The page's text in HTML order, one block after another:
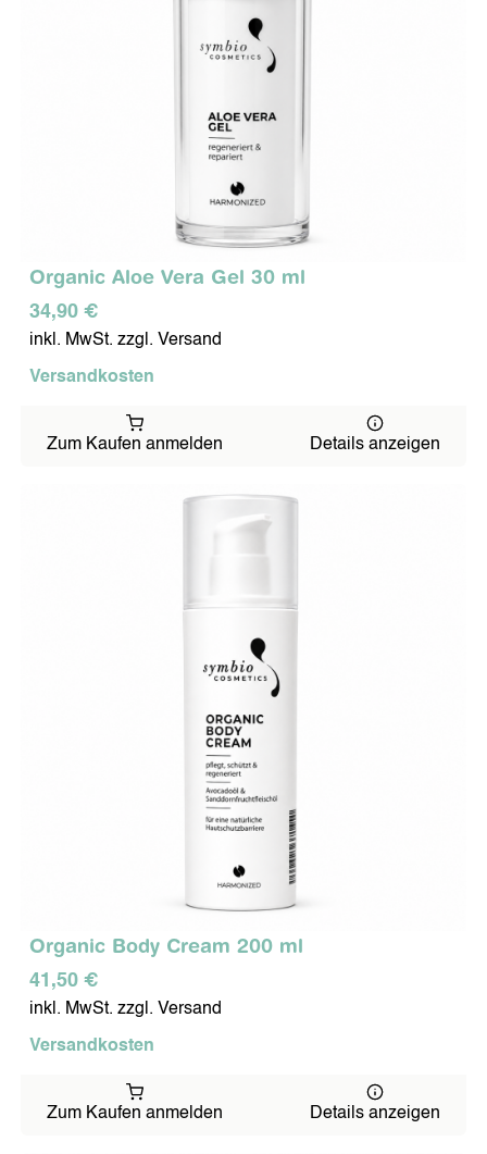
ÄRZTE & THERAPEUTEN
Symbio-Harmonizer M.E.D.
NEWS
Blogbeiträge
Neuigkeiten
EVENTS
ÜBER UNS
Team
Umwelt
Organic Aloe Vera Gel 30 ml
34,90 €
inkl. MwSt. zzgl. Versand
Versandkosten
Zum Kaufen anmelden Details anzeigen
Organic Body Cream 200 ml
41,50 €
inkl. MwSt. zzgl. Versand
Versandkosten
Zum Kaufen anmelden Details anzeigen